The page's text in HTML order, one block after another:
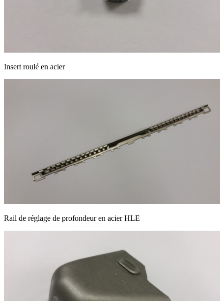
Insert roulé en acier
Rail de réglage de profondeur en acier HLE